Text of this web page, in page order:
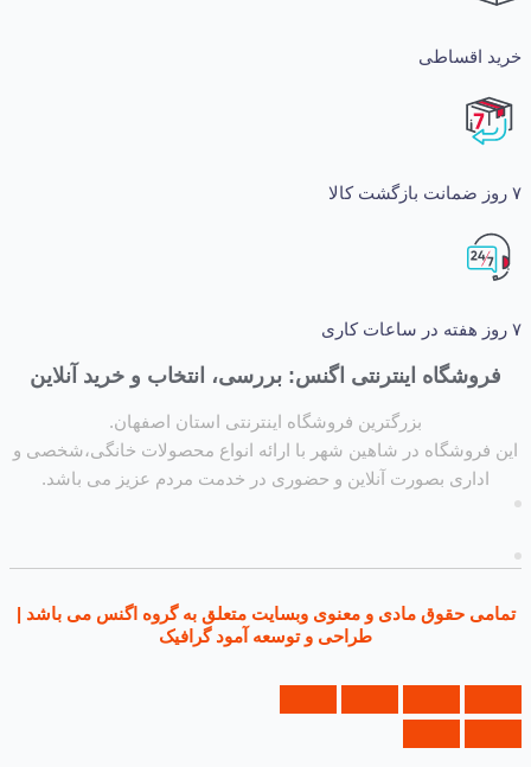
اینترنتی اگنس: بررسی، انتخاب و خرید آنلاین
بزرگترین فروشگاه اینترنتی استان اصفهان.
در شاهین شهر با ارائه انواع محصولات خانگی،شخصی و
بصورت آنلاین و حضوری در خدمت مردم عزیز می باشد.
حقوق مادی و معنوی وبسایت متعلق به گروه اگنس می باشد |
طراحی و توسعه آمود گرافیک